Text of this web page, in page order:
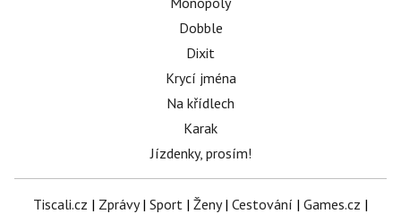
Dobble
Dixit
Krycí jména
Na křídlech
Karak
Jízdenky, prosím!
Tiscali.cz | Zprávy| Sport | Ženy| Cestování | Games.cz |